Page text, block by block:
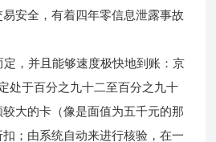
安全，有着四年零信息泄露事故
，并且能够速度极快地到账：京
处于百分之九十二至百分之九十
大的卡（像是面值为五千元的那
；由系统自动来进行核验，在一